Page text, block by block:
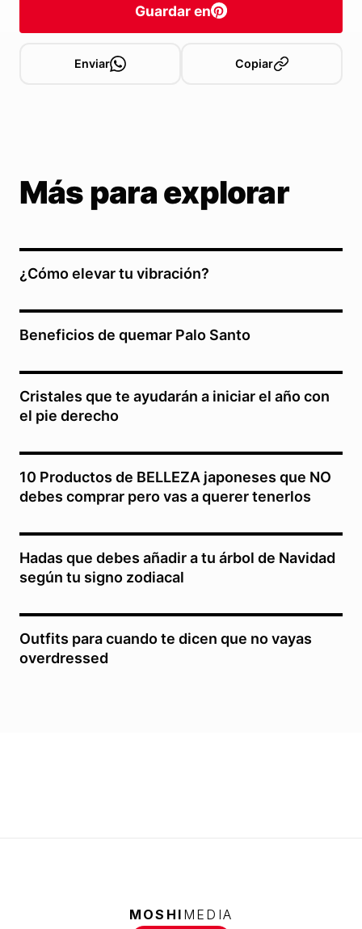
Guardar en
Enviar Copiar
Más para explorar
¿Cómo elevar tu vibración?
Beneficios de quemar Palo Santo
Cristales que te ayudarán a iniciar el año con
el pie derecho
10 Productos de BELLEZA japoneses que NO
debes comprar pero vas a querer tenerlos
Hadas que debes añadir a tu árbol de Navidad
según tu signo zodiacal
Outfits para cuando te dicen que no vayas
overdressed
MOSHI MEDIA